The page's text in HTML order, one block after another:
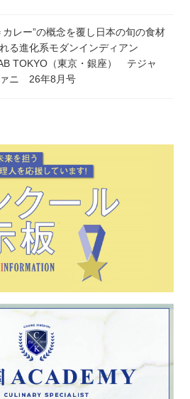
カレー”の概念を覆し日本の旬の食材
る進化系モダンインディアン
TOKYO（東京・銀座） テジャ
ニ 26年8月号